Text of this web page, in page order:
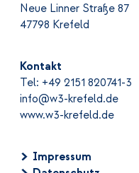
Neue Linner Straße 87
47798 Krefeld
Kontakt
Tel: +49 2151 820741-3
info@w3-krefeld.de
www.w3-krefeld.de
Impressum